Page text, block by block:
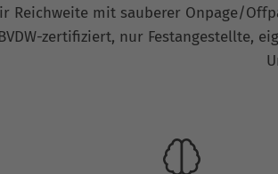
Reichweite mit sauberer Onpage/
zertifiziert, nur Festangestellte,